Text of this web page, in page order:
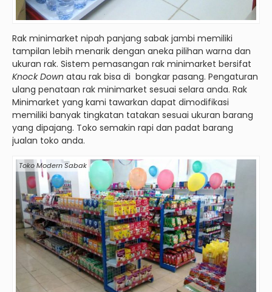
Rak minimarket nipah panjang sabak jambi memiliki
tampilan lebih menarik dengan aneka pilihan warna dan
ukuran rak. Sistem pemasangan rak minimarket bersifat
Knock Down atau rak bisa di bongkar pasang. Pengaturan
ulang penataan rak minimarket sesuai selara anda. Rak
Minimarket yang kami tawarkan dapat dimodifikasi
memiliki banyak tingkatan tatakan sesuai ukuran barang
yang dipajang. Toko semakin rapi dan padat barang
jualan toko anda.
Toko Modern Sabak